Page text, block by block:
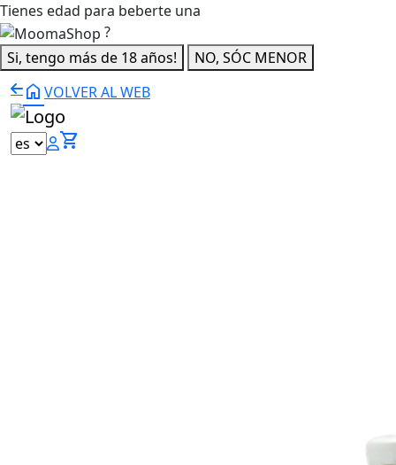
Tienes edad para beberte una
?
Si, tengo más de 18 años!
NO, SÓC MENOR
home VOLVER AL WEB
shopping_cart